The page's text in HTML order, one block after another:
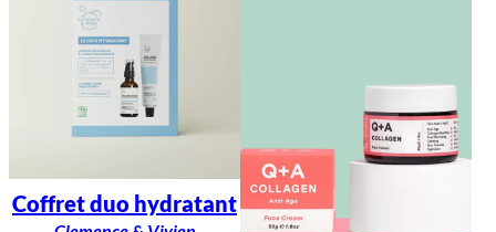
Coffret duo hydratant